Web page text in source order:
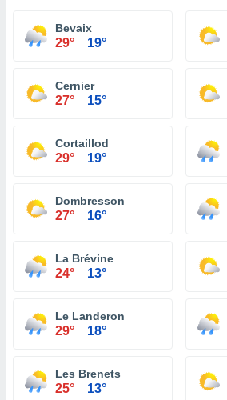
Bevaix
29° 19°
Cernier
27° 15°
Cortaillod
29° 19°
Dombresson
27° 16°
La Brévine
24° 13°
Le Landeron
29° 18°
Les Brenets
25° 13°